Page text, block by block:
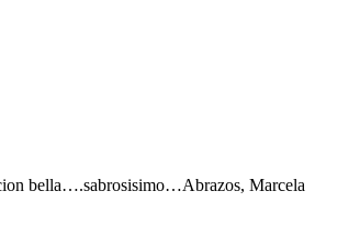
bella….sabrosisimo…Abrazos, Marcela